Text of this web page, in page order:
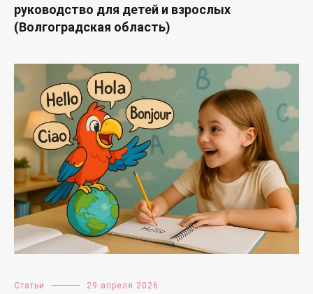
руководство для детей и взрослых
(Волгоградская область)
Статьи 29 апреля 2026